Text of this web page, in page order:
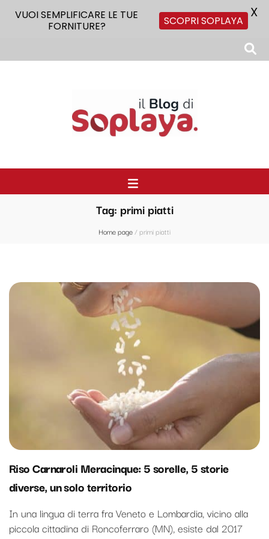
Tag: primi piatti
Home page/primi piatti
Riso Carnaroli Meracinque: 5 sorelle, 5 storie
diverse, un solo territorio
In una lingua di terra fra Veneto e Lombardia, vicino alla
piccola cittadina di Roncoferraro (MN), esiste dal 2017
VUOI SEMPLIFICARE LE TUE
FORNITURE?
SCOPRI SOPLAYA X